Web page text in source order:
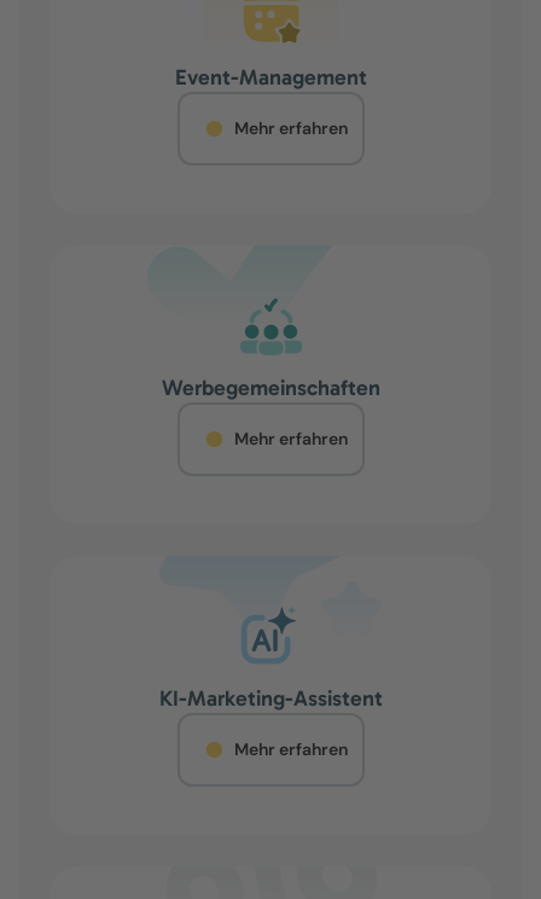
Event-Management
Mehr erfahren
Werbegemeinschaften
Mehr erfahren
KI-Marketing-Assistent
Mehr erfahren